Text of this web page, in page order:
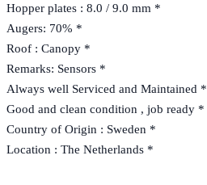
Hopper plates : 8.0 / 9.0 mm *
Augers: 70% *
Roof : Canopy *
Remarks: Sensors *
Always well Serviced and Maintained *
Good and clean condition , job ready *
Country of Origin : Sweden *
Location : The Netherlands *